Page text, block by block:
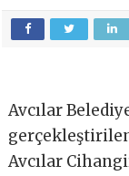
Avcılar
Avcılar